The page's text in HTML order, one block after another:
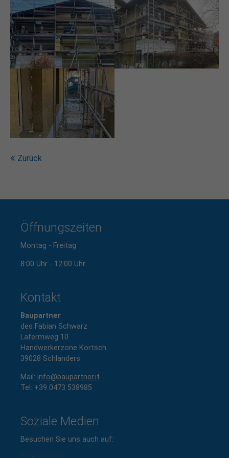
Drop us a line
info@yourdomain.com
About us
Lorem ipsum dolor sit amet, consectetuer
adipiscing elit.
Aenean commodo ligula eget dolor. Aenean massa.
Cum sociis natoque penatibus et magnis dis
parturient montes, nascetur ridiculus mus. Donec
quam felis, ultricies nec.
Zurück
Öffnungszeiten
Montag - Freitag
8:00 Uhr - 12:00 Uhr
Kontakt
Baupartner
des Fabian Schwarz
Lafermweg 10
Handwerkerzone Kortsch
39028 Schlanders
Mail: info@baupartner.it
Tel: +39 0473 538985
Soziale Medien
Besuchen Sie uns auch auf: